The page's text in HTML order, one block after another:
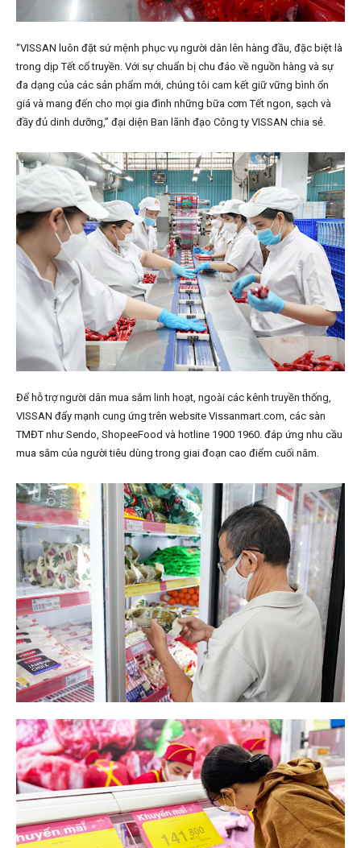
“VISSAN luôn đặt sứ mệnh phục vụ người dân lên hàng đầu, đặc biệt là
trong dịp Tết cổ truyền. Với sự chuẩn bị chu đáo về nguồn hàng và sự
đa dạng của các sản phẩm mới, chúng tôi cam kết giữ vững bình ổn
giá và mang đến cho mọi gia đình những bữa cơm Tết ngon, sạch và
đầy đủ dinh dưỡng,” đại diện Ban lãnh đạo Công ty VISSAN chia sẻ.
Để hỗ trợ người dân mua sắm linh hoạt, ngoài các kênh truyền thống,
VISSAN đẩy mạnh cung ứng trên website Vissanmart.com, các sàn
TMĐT như Sendo, ShopeeFood và hotline 1900 1960. đáp ứng nhu cầu
mua sắm của người tiêu dùng trong giai đoạn cao điểm cuối năm.